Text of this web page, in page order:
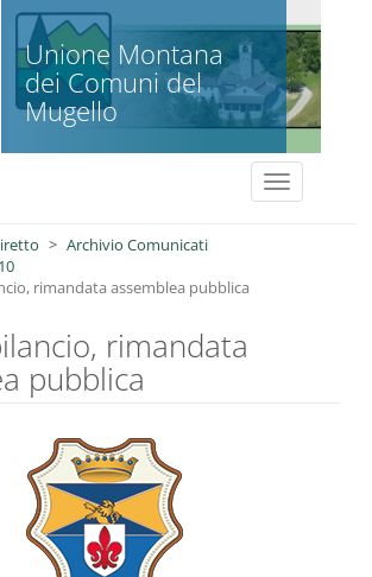
Unione Montana
dei Comuni del
Mugello
Toggle
navigation
Archivio Comunicati
rimandata assemblea pubblica
rimandata
pubblica